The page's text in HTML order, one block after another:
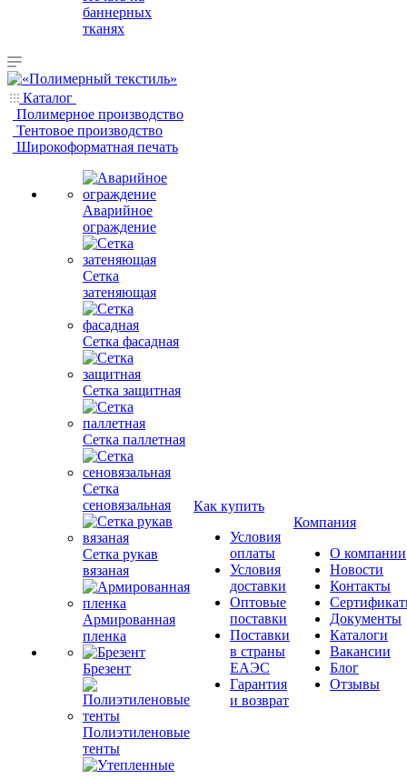
баннерных
тканях
Каталог
Полимерное производство
Тентовое производство
Широкоформатная печать
Аварийное
ограждение
Сетка
затеняющая
Сетка фасадная
Сетка защитная
Сетка паллетная
Сетка
сеновязальная
Сетка рукав
вязаная
Армированная
пленка
Брезент
Полиэтиленовые
тенты
Как купить
Условия
оплаты
Условия
доставки
Оптовые
поставки
Поставки
в страны
ЕАЭС
Гарантия
и возврат
Компания
О компании
Новости
Контакты
Документы
Каталоги
Вакансии
Блог
Отзывы